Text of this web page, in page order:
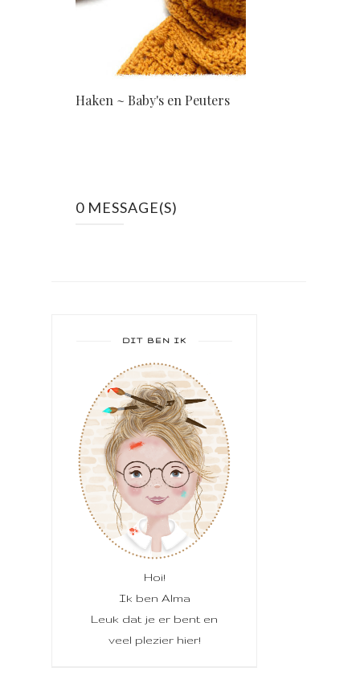
Haken ~ Baby's en Peuters
0 MESSAGE(S)
DIT BEN IK
Hoi!
Ik ben Alma
Leuk dat je er bent en
veel plezier hier!